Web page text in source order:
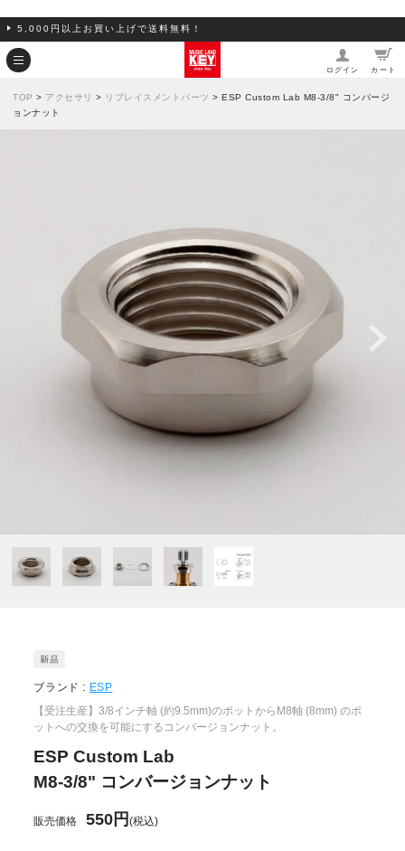
5,000円以上お買い上げで送料無料！
ログイン カート
TOP > アクセサリ > リプレイスメントパーツ > ESP Custom Lab M8-3/8" コンバージ
ョンナット
ブランド : ESP
【受注生産】3/8インチ軸 (約9.5mm)のポットからM8軸 (8mm) のポ
ットへの交換を可能にするコンバージョンナット。
ESP Custom Lab
M8-3/8" コンバージョンナット
販売価格 550円(税込)